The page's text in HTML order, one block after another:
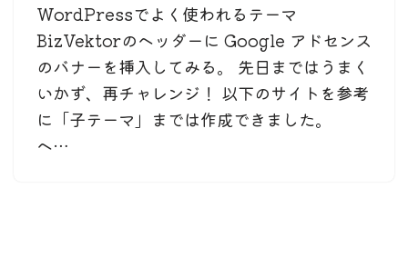
WordPressでよく使われるテーマ
BizVektorのヘッダーに Google アドセンス
のバナーを挿入してみる。 先日まではうまく
いかず、再チャレンジ！ 以下のサイトを参考
に「子テーマ」までは作成できました。
ヘ…